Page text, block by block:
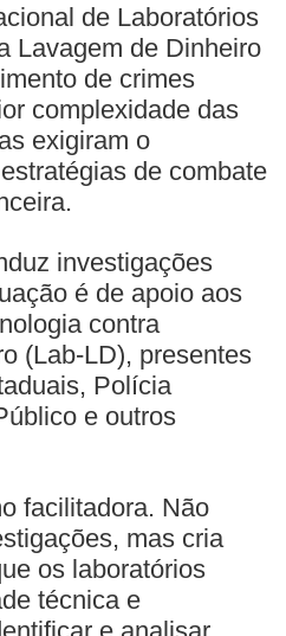
de Laboratórios
Lavagem de Dinheiro
de crimes
complexidade das
exigiram o
de combate
investigações
é de apoio aos
contra
(Lab-LD), presentes
Polícia
e outros
facilitadora. Não
mas cria
os laboratórios
técnica e